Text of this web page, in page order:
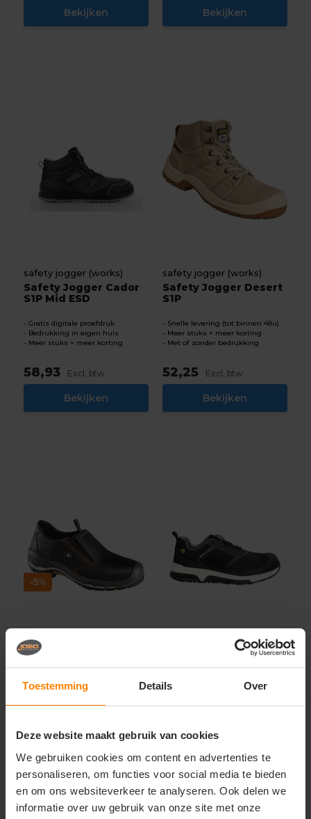
Toestemming Details Over
Deze website maakt gebruik van cookies
We gebruiken cookies om content en advertenties te
personaliseren, om functies voor social media te bieden
en om ons websiteverkeer te analyseren. Ook delen we
informatie over uw gebruik van onze site met onze
Bekijken Bekijken
safety jogger (works)
Safety Jogger Cador
S1P Mid ESD
Gratis digitale proefdruk
Bedrukking in eigen huis
Meer stuks = meer korting
58,93 Excl. btw
Bekijken
safety jogger (works)
Safety Jogger Desert
S1P
Snelle levering (tot binnen 48u)
Meer stuks = meer korting
Met of zonder bedrukking
52,25 Excl. btw
Bekijken
-5%
Grisport Safety
L / 33412 Instappe...
Materiaal: 100% Leer
88,08
83,68 Excl. btw
Bekijken
veiligheidsschoenen
Gratis digitale proefdruk
131,71 Excl. btw